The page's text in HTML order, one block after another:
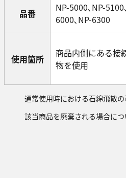
品番
NP-5000､NP-
6000､NP-6300
使用箇所
商品内側にある接
物を使用
通常使用時における石綿飛散
該当商品を廃棄される場合につ